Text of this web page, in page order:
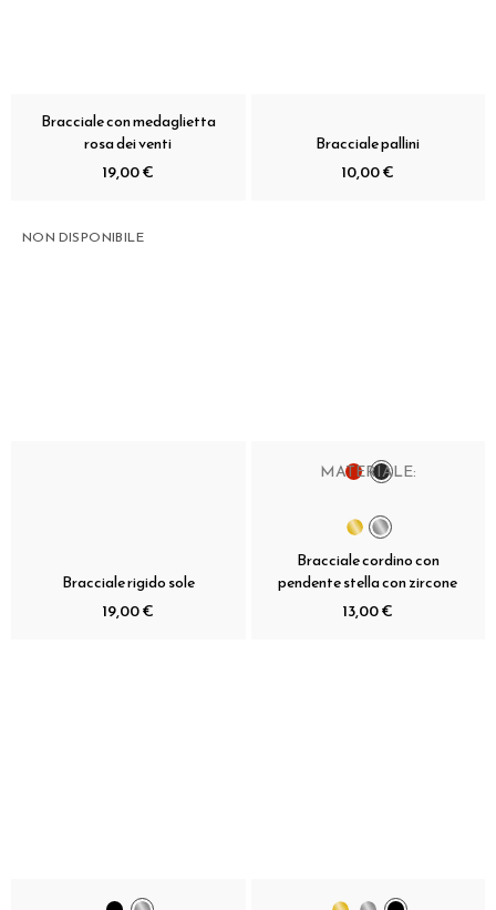
Bracciale con medaglietta
rosa dei venti
19,00 €
Bracciale pallini
10,00 €
NON DISPONIBILE
Bracciale rigido sole
19,00 €
MATERIALE:
Bracciale cordino con
pendente stella con zircone
13,00 €